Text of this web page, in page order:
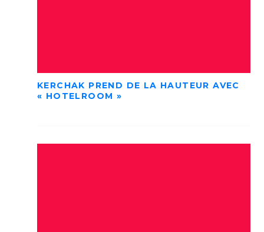
KERCHAK PREND DE LA HAUTEUR AVEC
« HOTELROOM »